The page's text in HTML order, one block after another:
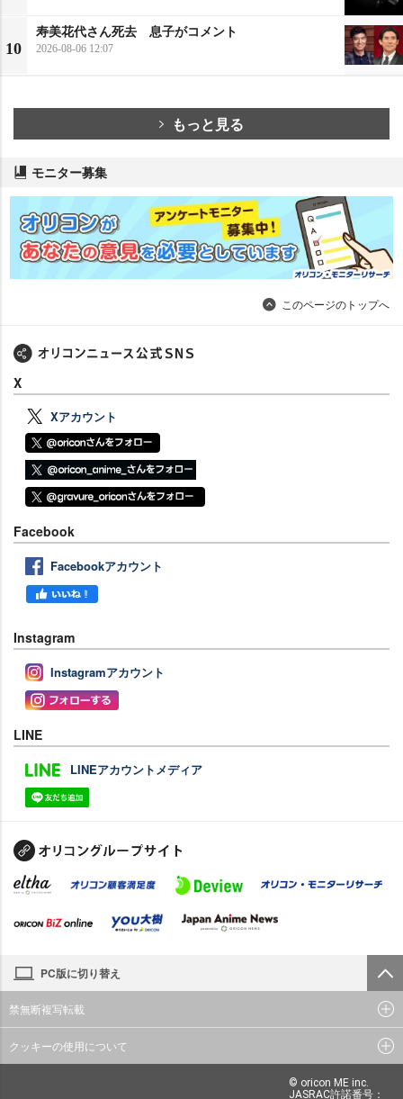
10
寿美花代さん死去 息子がコメント
2026-08-06 12:07
もっと見る
モニター募集
このページのトップへ
X
Xアカウント
Facebook
Facebookアカウント
Instagram
Instagramアカウント
LINE
LINEアカウントメディア
PC版に切り替え
禁無断複写転載
クッキーの使用について
© oricon ME inc.
JASRAC許諾番号：